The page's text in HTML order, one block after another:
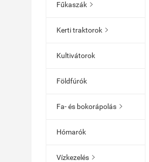
Fűkaszák 
Kerti traktorok 
Kultivátorok
Földfúrók
Fa- és bokorápolás 
Hómarók
Vízkezelés 